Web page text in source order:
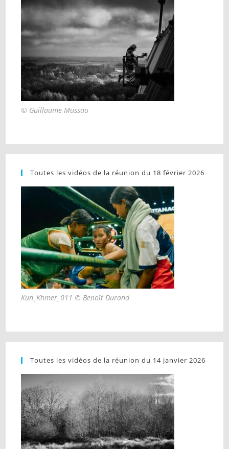
© Guillaume Mussau
Toutes les vidéos de la réunion du 18 février 2026
Kun_Khmer_011 © Benoît Durand
Toutes les vidéos de la réunion du 14 janvier 2026